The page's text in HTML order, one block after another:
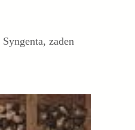
Syngenta, zaden